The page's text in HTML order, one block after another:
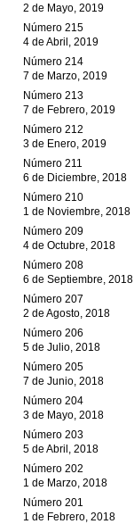
2 de Mayo, 2019
Número 215
4 de Abril, 2019
Número 214
7 de Marzo, 2019
Número 213
7 de Febrero, 2019
Número 212
3 de Enero, 2019
Número 211
6 de Diciembre, 2018
Número 210
1 de Noviembre, 2018
Número 209
4 de Octubre, 2018
Número 208
6 de Septiembre, 2018
Número 207
2 de Agosto, 2018
Número 206
5 de Julio, 2018
Número 205
7 de Junio, 2018
Número 204
3 de Mayo, 2018
Número 203
5 de Abril, 2018
Número 202
1 de Marzo, 2018
Número 201
1 de Febrero, 2018